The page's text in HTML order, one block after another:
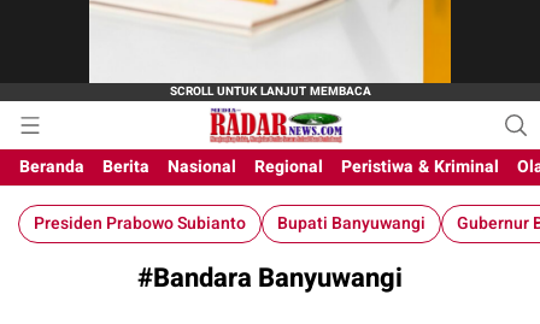
M-Radar News
media online
Beranda
Berita Nasional Regional Peristiwa & Kriminal
Presiden Prabowo Subianto Bupati Banyuwangi Gubernur
#Bandara Banyuwangi